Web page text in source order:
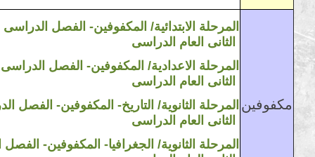
مكفوفين
المرحلة الابتدائية/ المكفوفين- الفصل الدراسى
الثانى العام
المرحلة الاعدادية/ المكفوفين- الفصل الدراسى
الثانى العام
2023/2022 المرحلة الثانوية/ التاريخ- المكفوفين- الفصل
الثانى العام
2023/2022 المرحلة الثانوية/ الجغرافيا- المكفوفين- الفصل